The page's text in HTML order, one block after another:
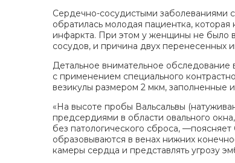
Сердечно-сосудистыми заболеваниями
обратилась молодая пациентка,
инфаркта. При этом у женщины не было
сосудов, и причина двух перенесенных
Детальное внимательное
с применением специального
везикулы размером 2 мкм, заполненные
«На высоте пробы Вальсальвы
предсердиями в области овального
без патологического сброса,
образовываются в венах нижних
камеры сердца и представлять угрозу